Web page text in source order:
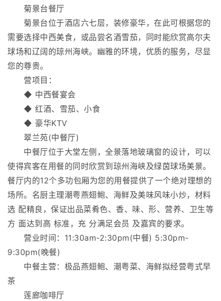
菊景台餐厅
菊景台位于酒店六七层，装修豪华，在此可根据您的
需要选择中西美食，或品尝名酒雪茄，同时能欣赏高尔夫
球场和辽阔的琼州海峡。幽雅的环境，优质的服务，尽显
您的尊贵。
营项目：
◆ 中西餐宴会
◆ 红酒、雪茄、小食
◆ 豪华KTV
翠兰苑(中餐厅)
中餐厅位于大堂左侧，全景落地玻璃窗的设计，可以
使得宾客在用餐的同时欣赏到琼州海峡及绿茵球场美景。
餐厅内的12个多功包厢为您的用餐提供了一个绝对理想的
场所。名厨主理潮粤燕翅鲍、海鲜及美味风味小炒，材料
选 配精良，保证出品菜肴色、香、味、形、营养、卫生等
方 面达到高 标准，充 分满足会员 及嘉宾的要求。
营业时间：11:30am-2:30pm(中餐) 5:30pm-
9:30pm(晚餐)
中餐主营：极品燕翅鲍、潮粤菜、海鲜拟经营粤式早
茶
莲廊咖啡厅